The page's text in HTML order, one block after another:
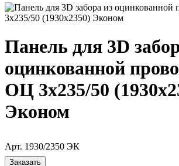
Панель для 3D
оцинкованной
ОЦ 3х235/50
Эконом
Арт. 1930/2350 ЭК
Заказать